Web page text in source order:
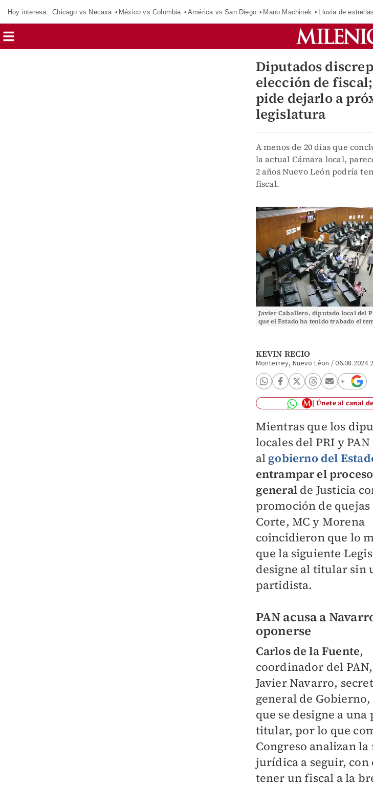
Hoy interesa: Chicago vs Necaxa México vs Colombia América vs San Diego Mano Machinek Lluvia de estrellas
Diputados
elección de
pide dejarlo a
legislatura
A menos de 20 días que
la actual Cámara local,
2 años Nuevo León podría
fiscal.
Javier Caballero, diputado local del
que el Estado ha tenido trabado el
KEVIN RECIO
Monterrey, Nuevo Léon /06.08.2024
Únete al canal
Mientras que los
locales del PRI y
al gobierno del
entrampar el
generalde Justicia
promoción de quejas
Corte, MC y Morena
coincidieron que lo
que la siguiente
designe al titular sin
partidista.
PAN acusa a
oponerse
Carlos de la Fuente,
coordinador del
Javier Navarro,
general de Gobierno,
que se designe a una
titular, por lo que
Congreso analizan la
jurídica a seguir, con
tener un fiscal a la